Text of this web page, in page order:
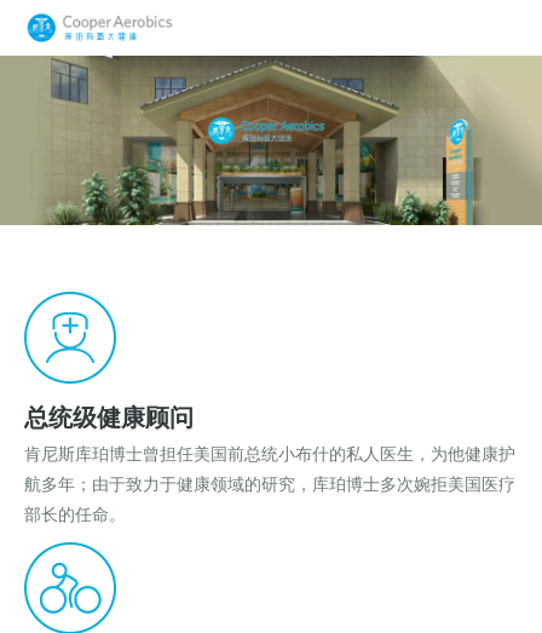
总统级健康顾问
肯尼斯库珀博士曾担任美国前总统小布什的私人医生，为他健康护
航多年；由于致力于健康领域的研究，库珀博士多次婉拒美国医疗
部长的任命。